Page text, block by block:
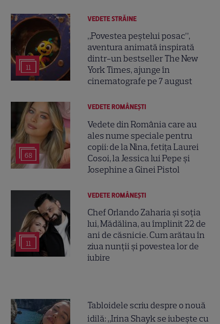
11
VEDETE STRĂINE
„Povestea peștelui posac”,
aventura animată inspirată
dintr-un bestseller The New
York Times, ajunge în
cinematografe pe 7 august
68
VEDETE ROMÂNEŞTI
Vedete din România care au
ales nume speciale pentru
copii: de la Nina, fetița Laurei
Cosoi, la Jessica lui Pepe și
Josephine a Ginei Pistol
11
VEDETE ROMÂNEŞTI
Chef Orlando Zaharia și soția
lui, Mădălina, au împlinit 22 de
ani de căsnicie. Cum arătau în
ziua nunții și povestea lor de
iubire
Tabloidele scriu despre o nouă
idilă: „Irina Shayk se iubește cu